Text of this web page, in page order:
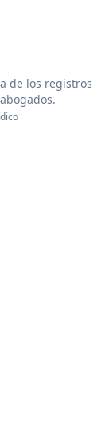
de los registros